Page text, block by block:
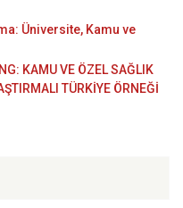
Üniversite, Kamu ve
KAMU VE ÖZEL SAĞLIK
TÜRKİYE ÖRNEĞİ